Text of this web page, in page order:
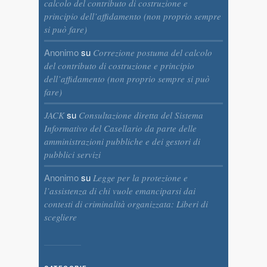
calcolo del contributo di costruzione e
principio dell’affidamento (non proprio sempre
si può fare)
Anonimosu Correzione postuma del calcolo
del contributo di costruzione e principio
dell’affidamento (non proprio sempre si può
fare)
JACKsu Consultazione diretta del Sistema
Informativo del Casellario da parte delle
amministrazioni pubbliche e dei gestori di
pubblici servizi
Anonimosu Legge per la protezione e
l’assistenza di chi vuole emanciparsi dai
contesti di criminalità organizzata: Liberi di
scegliere